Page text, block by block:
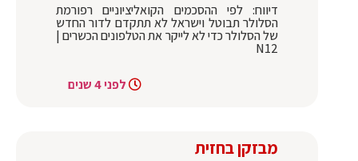
דיווח: לפי ההסכמים הקואליציוניים רפורמת
הסלולר תבוטל וישראל לא תתקדם לדור החדש
של הסלולר כדי לא לייקר את הטלפונים הכשרים |
N12
לפני 4 שנים
מבזקן בחזית